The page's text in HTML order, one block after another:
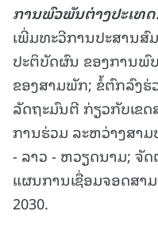
ການພົວພັນຕ່າງປະເທ
ເພີ່ມທະວີການປະສານສົ
ປະຕິບັດຜົນ ຂອງການພົ
ຂອງສາມພັກ; ຂໍ້ຕົກລົງຮ່
ລັດຖະມົນຕີ ກ່ຽວກັບເຂ
ການຮ່ວມ ລະຫວ່າງສາ
- ລາວ - ຫວຽດນາມ; ຈັ
ແຜນການເຊື່ອມຈອດສາ
2030.